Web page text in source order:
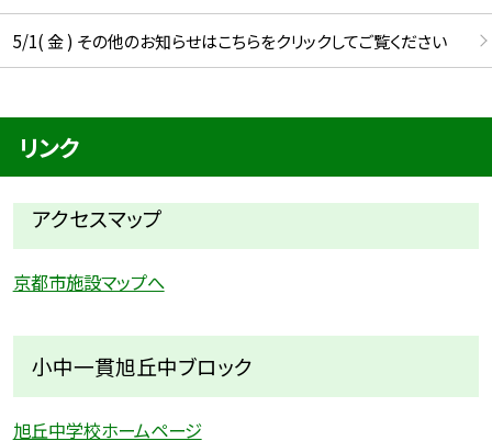
5/1( 金 ) その他のお知らせはこちらをクリックしてご覧ください
リンク
アクセスマップ
京都市施設マップへ
小中一貫旭丘中ブロック
旭丘中学校ホームページ